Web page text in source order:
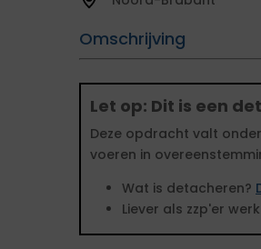
Omschrijving
Let op: Dit is een
Deze opdracht valt onder
voeren in
Wat is detacheren?
Liever als zzp'er